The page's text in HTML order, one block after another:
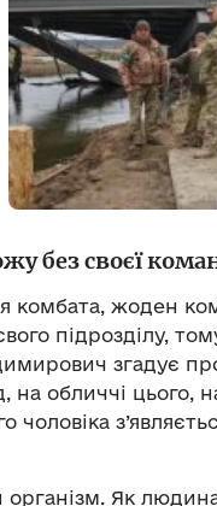
без своєї
комбата, жоден
підрозділу,
згадує
на обличчі цього,
чоловіка
Як